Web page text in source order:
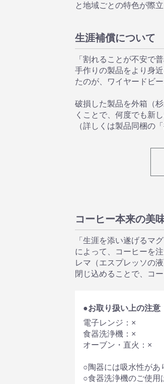
と地域ごとの特色が際立
生涯補償について
「割れることが不安で
手作りの製品をより身
たのが、ワイヤードビ
破損した製品を外箱（
くことで、何度でも新
（詳しくは製品同梱の
コーヒー本来の美
「生涯を添い遂げるマ
によって、コーヒーを
レマ（エスプレッソの
閉じ込めることで、コ
●お取り扱い上の注意
電子レンジ：×
食器洗浄機：×
オーブン・直火：×
○陶器には吸水性があ
○食器洗浄機のご使用